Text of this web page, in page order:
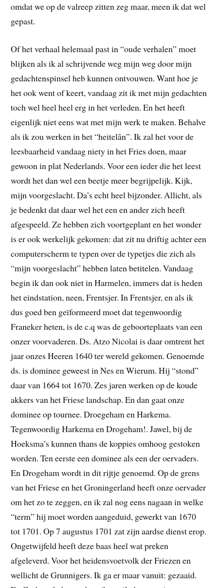
omdat we op de valreep zitten zeg maar, meen ik dat wel
gepast.
Of het verhaal helemaal past in “oude verhalen” moet
blijken als ik al schrijvende weg mijn weg door mijn
gedachtenspinsel heb kunnen ontvouwen. Want hoe je
het ook went of keert, vandaag zit ik met mijn gedachten
toch wel heel heel erg in het verleden. En het heeft
eigenlijk niet eens wat met mijn werk te maken. Behalve
als ik zou werken in het “heitelân”. Ik zal het voor de
leesbaarheid vandaag niety in het Fries doen, maar
gewoon in plat Nederlands. Voor een ieder die het leest
wordt het dan wel een beetje meer begrijpelijk. Kijk,
mijn voorgeslacht. Da’s echt heel bijzonder. Allicht, als
je bedenkt dat daar wel het een en ander zich heeft
afgespeeld. Ze hebben zich voortgeplant en het wonder
is er ook werkelijk gekomen: dat zit nu driftig achter een
computerscherm te typen over de typetjes die zich als
“mijn voorgeslacht” hebben laten betitelen. Vandaag
begin ik dan ook niet in Harmelen, immers dat is heden
het eindstation, neen, Frentsjer. In Frentsjer, en als ik
dus goed ben geïformeerd moet dat tegenwoordig
Franeker heten, is de c.q was de geboorteplaats van een
onzer voorvaderen. Ds. Atzo Nicolai is daar omtrent het
jaar onzes Heeren 1640 ter wereld gekomen. Genoemde
ds. is dominee geweest in Nes en Wierum. Hij “stond”
daar van 1664 tot 1670. Zes jaren werken op de koude
akkers van het Friese landschap. En dan gaat onze
dominee op tournee. Droegeham en Harkema.
Tegenwoordig Harkema en Drogeham!. Jawel, bij de
Hoeksma’s kunnen thans de koppies omhoog gestoken
worden. Ten eerste een dominee als een der oervaders.
En Drogeham wordt in dit rijtje genoemd. Op de grens
van het Friese en het Groningerland heeft onze oervader
om het zo te zeggen, en ik zal nog eens nagaan in welke
“term” hij moet worden aangeduid, gewerkt van 1670
tot 1701. Op 7 augustus 1701 zat zijn aardse dienst erop.
Ongetwijfeld heeft deze baas heel wat preken
afgeleverd. Voor het heidensvoetvolk der Friezen en
wellicht de Grunnigers. Ik ga er maar vanuit: gezaaid.